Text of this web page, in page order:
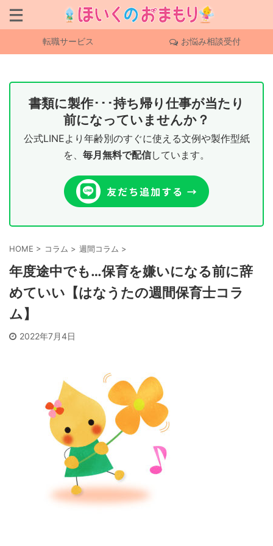
転職サービス お悩み相談受付
書類に製作･･･持ち帰り仕事が当たり
前になっていませんか？
公式LINEより年齢別のすぐに使える文例や製作型紙
を、 毎月無料で配信しています。
HOME > コラム > 週間コラム >
年度途中でも…保育を嫌いになる前に辞
めていい【はなうたの週間保育士コラ
ム】
2022年7月4日